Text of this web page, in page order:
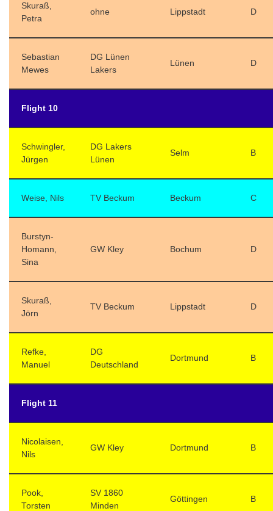
Skuraß,
Petra
ohne Lippstadt D
Sebastian
Mewes
DG Lünen
Lakers
Lünen D
Flight 10
Schwingler,
Jürgen
DG Lakers
Lünen
Selm B
Weise, Nils TV Beckum Beckum C
Burstyn-
Homann,
Sina
GW Kley Bochum D
Skuraß,
Jörn
TV Beckum Lippstadt D
Refke,
Manuel
DG
Deutschland
Dortmund B
Flight 11
Nicolaisen,
Nils
GW Kley Dortmund B
Pook,
Torsten
SV 1860
Minden
Göttingen B